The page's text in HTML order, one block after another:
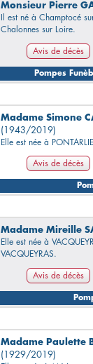
Monsieur Pierre
Il est né à Champtocé
Chalonnes sur Loire.
Avis de décès
Pompes
Madame Simone
(1943/2019)
Elle est née à
Avis de décès
Madame Mireille
Elle est née à
VACQUEYRAS.
Avis de décès
Madame Paulette
(1929/2019)